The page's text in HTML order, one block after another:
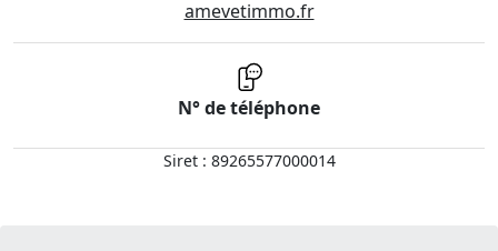
amevetimmo.fr
N° de téléphone
Siret : 89265577000014